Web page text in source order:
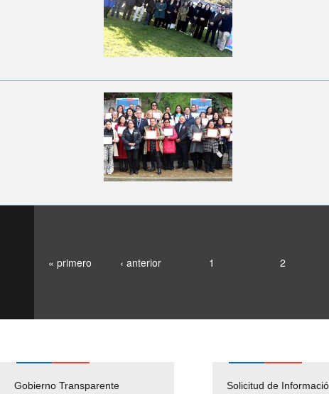
« primero ‹ anterior 1 2
Gobierno Transparente Solicitud de
Pago Proveedores